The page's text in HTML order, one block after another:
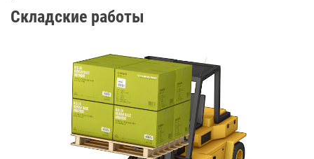
Складские работы